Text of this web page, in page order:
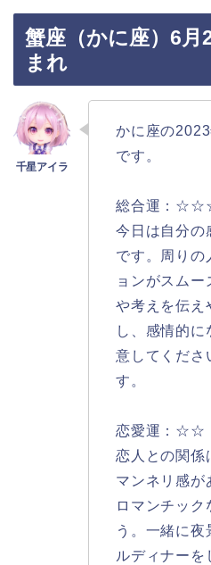
蟹座（かに座）6月
まれ
かに座の
です。
総合運：
今日は自分の
です。周りの
ョンがスム
や考えを伝え
し、感情的に
意してくださ
す。
恋愛運：☆☆
恋人との関係
マンネリ感が
ロマンチック
う。一緒に夜
ルディナーを